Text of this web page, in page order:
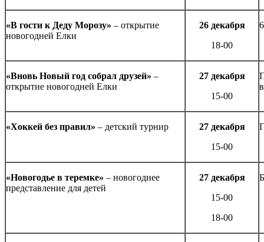
«В гости к Деду Морозу» – открытие
новогодней Елки
26 декабря
18-00
«Вновь Новый год собрал друзей» –
открытие новогодней Елки
27 декабря
15-00
«Хоккей без правил» – детский турнир
27 декабря
15-00
«Новогодье в теремке» – новогоднее
представление для детей
27 декабря
15-00
18-00